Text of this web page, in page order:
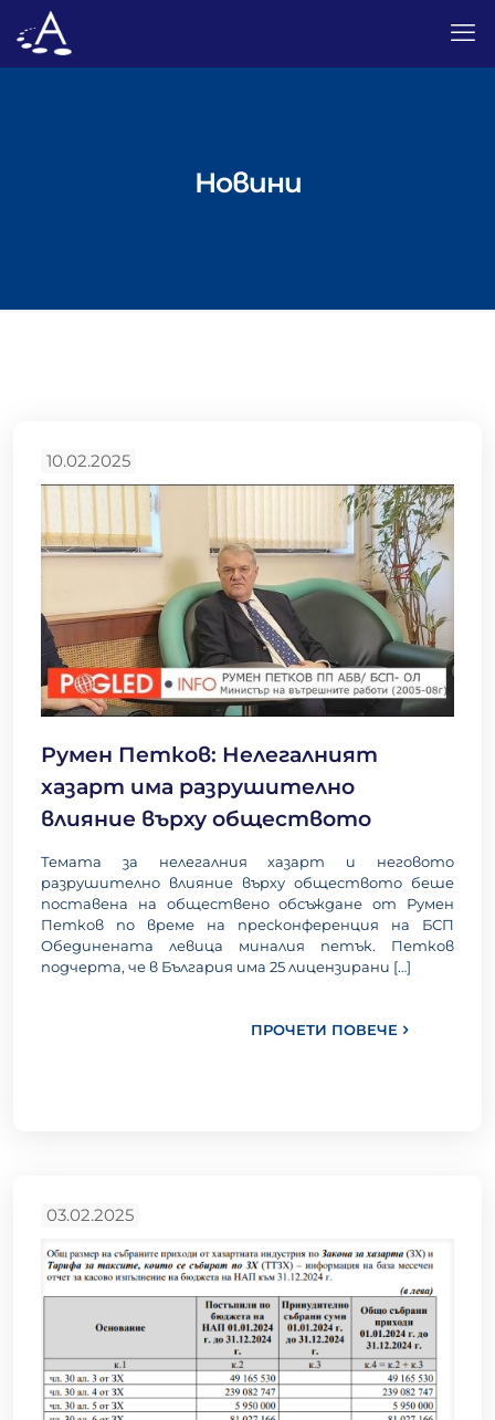
Новини
10.02.2025
Румен Петков: Нелегалният
хазарт има разрушително
влияние върху обществото
Темата за нелегалния хазарт и неговото
разрушително влияние върху обществото беше
поставена на обществено обсъждане от Румен
Петков по време на пресконференция на БСП
Обединената левица миналия петък. Петков
подчерта, че в България има 25 лицензирани […]
ПРОЧЕТИ ПОВЕЧЕ
03.02.2025